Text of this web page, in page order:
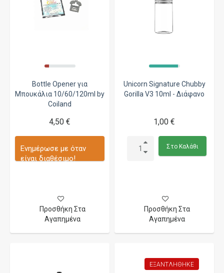
Bottle Opener για
Μπουκάλια 10/60/120ml by
Coiland
4,50 €
Ενημέρωσε με όταν
είναι διαθέσιμο!
Προσθήκη Στα
Αγαπημένα
Unicorn Signature Chubby
Gorilla V3 10ml - Διάφανο
1,00 €
Στο Καλάθι
Προσθήκη Στα
Αγαπημένα
ΕΞΑΝΤΛΉΘΗΚΕ